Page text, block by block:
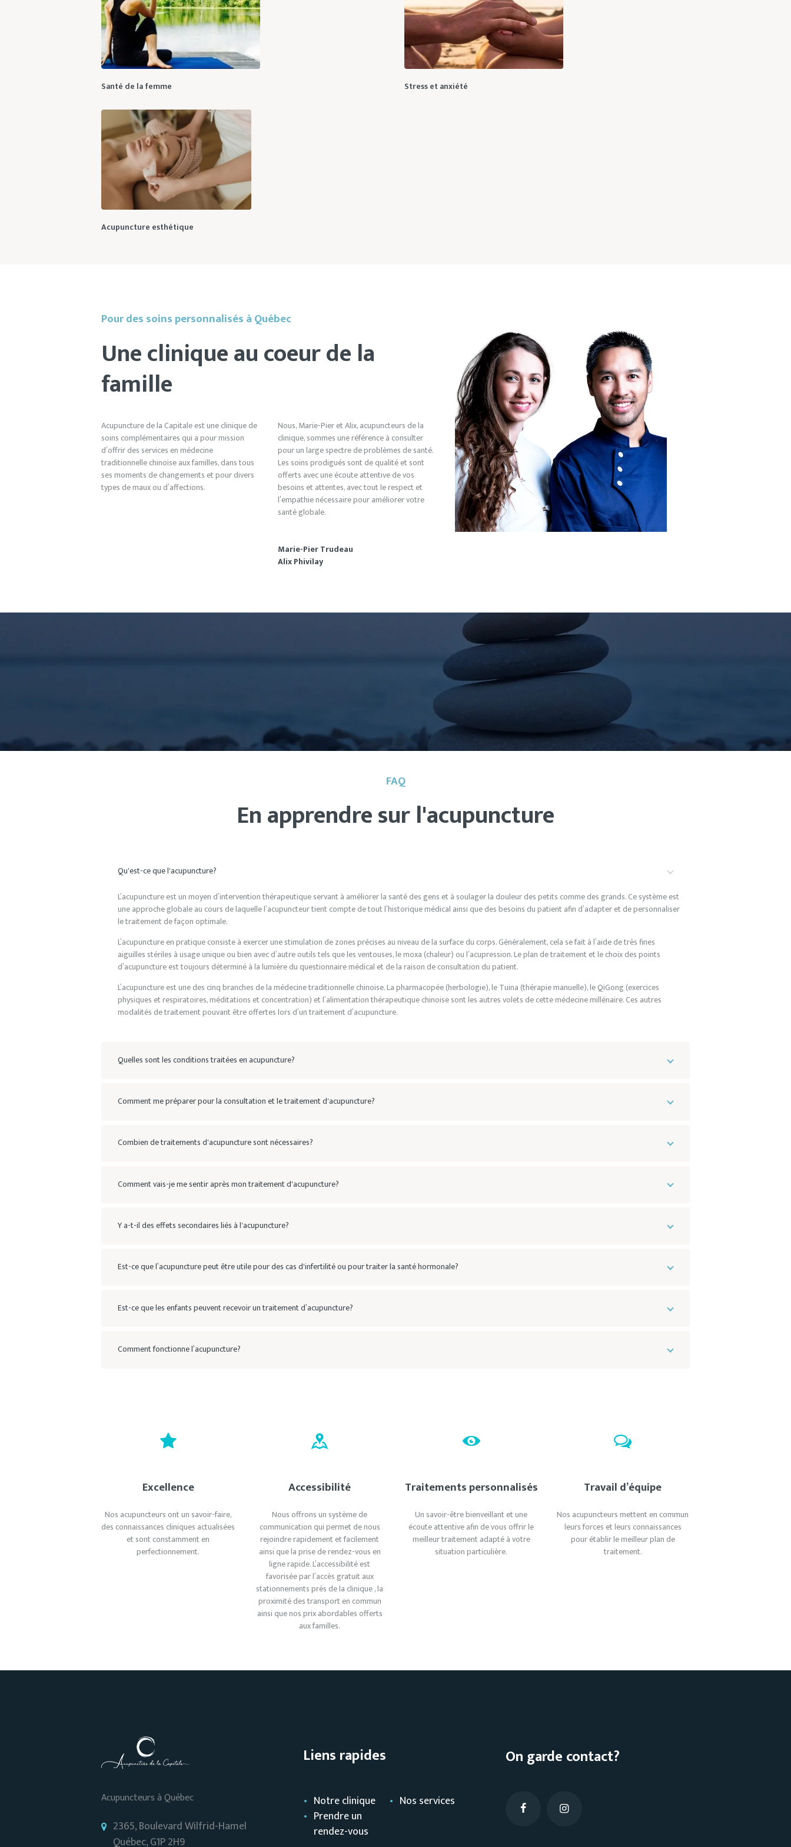
Santé de la femme Stress et anxiété
Acupuncture esthétique
Pour des soins personnalisés à Québec
Une clinique au coeur de la
famille
Acupuncture de la Capitale est une clinique de
soins complémentaires qui a pour mission
d’offrir des services en médecine
traditionnelle chinoise aux familles, dans tous
ses moments de changements et pour divers
types de maux ou d’affections.
Nous, Marie-Pier et Alix, acupuncteurs de la
clinique, sommes une référence à consulter
pour un large spectre de problèmes de santé.
Les soins prodigués sont de qualité et sont
offerts avec une écoute attentive de vos
besoins et attentes, avec tout le respect et
l’empathie nécessaire pour améliorer votre
santé globale.
Marie-Pier Trudeau
Alix Phivilay
FAQ
En apprendre sur l'acupuncture
Qu'est-ce que l'acupuncture?
L’acupuncture est un moyen d’intervention thérapeutique servant à améliorer la santé des gens et à soulager la douleur des petits comme des grands. Ce système est
une approche globale au cours de laquelle l’acupuncteur tient compte de tout l’historique médical ainsi que des besoins du patient afin d’adapter et de personnaliser
le traitement de façon optimale.
L’acupuncture en pratique consiste à exercer une stimulation de zones précises au niveau de la surface du corps. Généralement, cela se fait à l’aide de très fines
aiguilles stériles à usage unique ou bien avec d’autre outils tels que les ventouses, le moxa (chaleur) ou l’acupression. Le plan de traitement et le choix des points
d’acupuncture est toujours déterminé à la lumière du questionnaire médical et de la raison de consultation du patient.
L’acupuncture est une des cinq branches de la médecine traditionnelle chinoise. La pharmacopée (herbologie), le Tuina (thérapie manuelle), le QiGong (exercices
physiques et respiratoires, méditations et concentration) et l’alimentation thérapeutique chinoise sont les autres volets de cette médecine millénaire. Ces autres
modalités de traitement pouvant être offertes lors d’un traitement d’acupuncture.
Quelles sont les conditions traitées en acupuncture?
Comment me préparer pour la consultation et le traitement d'acupuncture?
Combien de traitements d'acupuncture sont nécessaires?
Comment vais-je me sentir après mon traitement d'acupuncture?
Y a-t-il des effets secondaires liés à l'acupuncture?
Est-ce que l’acupuncture peut être utile pour des cas d'infertilité ou pour traiter la santé hormonale?
Est-ce que les enfants peuvent recevoir un traitement d’acupuncture?
Comment fonctionne l’acupuncture?
Excellence
Nos acupuncteurs ont un savoir-faire,
des connaissances cliniques actualisées
et sont constamment en
perfectionnement.
Accessibilité
Nous offrons un système de
communication qui permet de nous
rejoindre rapidement et facilement
ainsi que la prise de rendez-vous en
ligne rapide. L’accessibilité est
favorisée par l’accès gratuit aux
stationnements près de la clinique , la
proximité des transport en commun
ainsi que nos prix abordables offerts
aux familles.
Traitements personnalisés
Un savoir-être bienveillant et une
écoute attentive afin de vous offrir le
meilleur traitement adapté à votre
situation particulière.
Travail d’équipe
Nos acupuncteurs mettent en commun
leurs forces et leurs connaissances
pour établir le meilleur plan de
traitement.
Acupuncteurs à Québec
2365, Boulevard Wilfrid-Hamel
Québec, G1P 2H9
Liens rapides
Notre clinique
Nos services
Prendre un
rendez-vous
On garde contact?